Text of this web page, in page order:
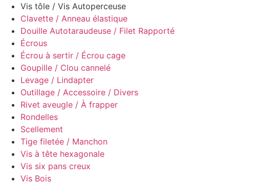
Vis tôle / Vis Autoperceuse
Clavette / Anneau élastique
Douille Autotaraudeuse / Filet Rapporté
Écrous
Écrou à sertir / Écrou cage
Goupille / Clou cannelé
Levage / Lindapter
Outillage / Accessoire / Divers
Rivet aveugle / À frapper
Rondelles
Scellement
Tige filetée / Manchon
Vis à tête hexagonale
Vis six pans creux
Vis Bois